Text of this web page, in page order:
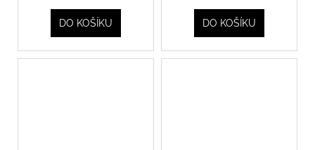
DO KOŠÍKU DO KOŠÍKU